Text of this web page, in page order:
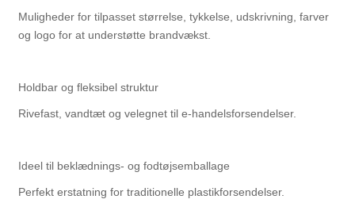
Muligheder for tilpasset størrelse, tykkelse, udskrivning, farver
og logo for at understøtte brandvækst.
Holdbar og fleksibel struktur
Rivefast, vandtæt og velegnet til e-handelsforsendelser.
Ideel til beklædnings- og fodtøjsemballage
Perfekt erstatning for traditionelle plastikforsendelser.